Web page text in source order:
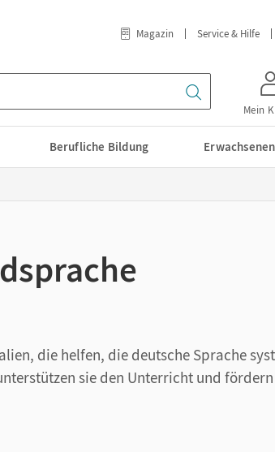
Magazin Service & Hilfe
Mein
Berufliche Bildung
die helfen, die deutsche Sprache
sie den Unterricht und